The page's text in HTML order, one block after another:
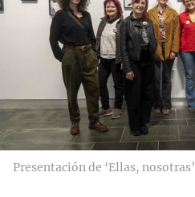
Presentación de ‘Ellas, nosotras’